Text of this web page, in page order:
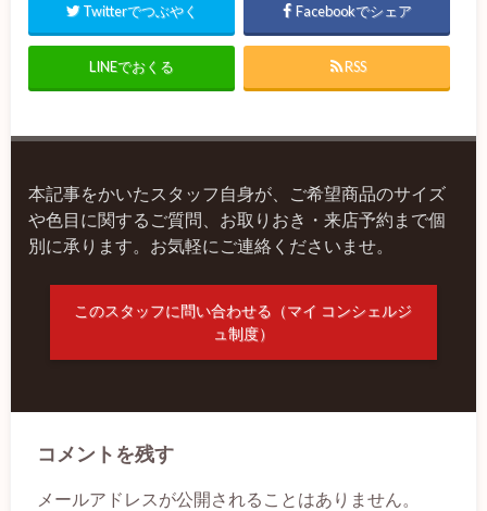
Twitterでつぶやく Facebookでシェア
LINEでおくる RSS
本記事をかいたスタッフ自身が、ご希望商品のサイズ
や色目に関するご質問、お取りおき・来店予約まで個
別に承ります。お気軽にご連絡くださいませ。
このスタッフに問い合わせる（マイ コンシェルジ
ュ制度）
コメントを残す
メールアドレスが公開されることはありません。